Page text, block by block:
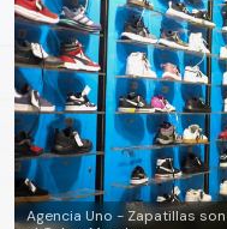
Agencia Uno - Zapatillas